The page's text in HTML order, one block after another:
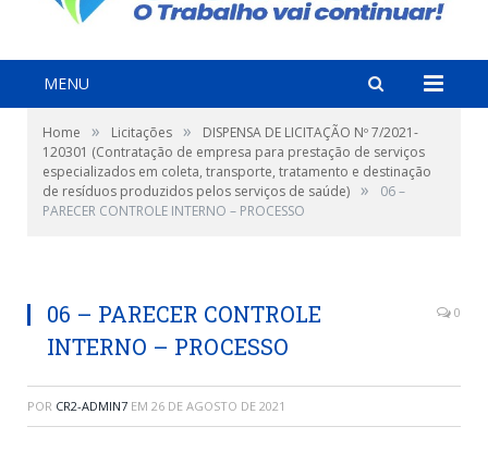
MENU
Home » Licitações »
DISPENSA DE LICITAÇÃO Nº 7/2021-
120301 (Contratação de empresa para prestação de serviços
especializados em coleta, transporte, tratamento e destinação
de resíduos produzidos pelos serviços de saúde) »
06 –
PARECER CONTROLE INTERNO – PROCESSO
06 – PARECER CONTROLE
INTERNO – PROCESSO
0
POR CR2-ADMIN7 EM 26 DE AGOSTO DE 2021